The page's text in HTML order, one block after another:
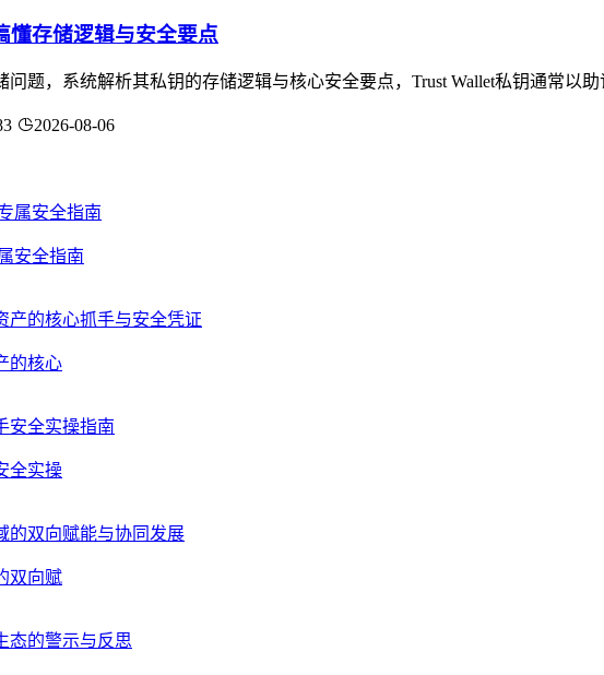
懂存储逻辑与安全要点
问题，系统解析其私钥的存储逻辑与核心安全要点，Trust Wallet私钥通常以
2026-08-06
安全指南
的核心
全实操
双向赋